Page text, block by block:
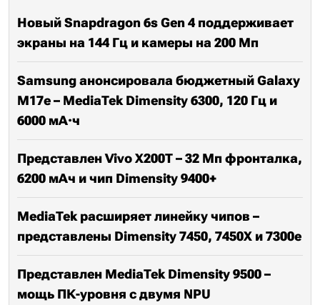
Новый Snapdragon 6s Gen 4 поддерживает
экраны на 144 Гц и камеры на 200 Мп
Samsung анонсировала бюджетный Galaxy
M17e – MediaTek Dimensity 6300, 120 Гц и
6000 мА·ч
Представлен Vivo X200T – 32 Мп фронталка,
6200 мАч и чип Dimensity 9400+
MediaTek расширяет линейку чипов –
представлены Dimensity 7450, 7450X и 7300e
Представлен MediaTek Dimensity 9500 –
мощь ПК-уровня с двумя NPU